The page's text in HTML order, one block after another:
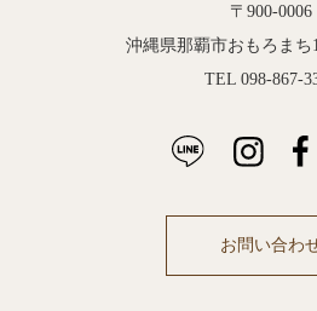
〒900-0006
沖縄県那覇市おもろまち
TEL 098-867-
お問い合わ